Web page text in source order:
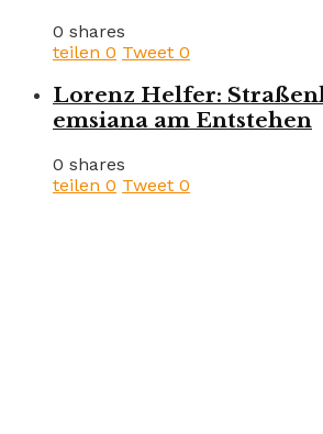
0 shares
teilen 0 Tweet 0
Lorenz Helfer:
emsiana am Entstehen
0 shares
teilen 0 Tweet 0